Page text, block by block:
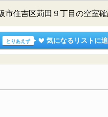
住吉区苅田９丁目の空室
とりあえず 気になるリストに